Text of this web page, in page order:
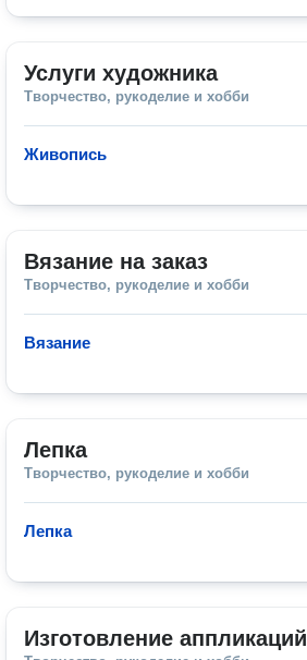
Услуги художника
Творчество, рукоделие и хобби
Живопись
Вязание на заказ
Творчество, рукоделие и хобби
Вязание
Лепка
Творчество, рукоделие и хобби
Лепка
Изготовление аппликаций